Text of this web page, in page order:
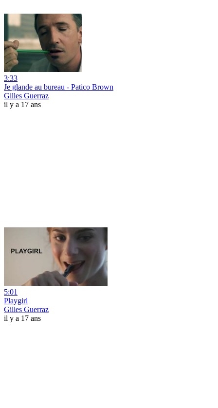
3:33
Je glande au bureau - Patico Brown
Gilles Guerraz
il y a 17 ans
5:01
Playgirl
Gilles Guerraz
il y a 17 ans